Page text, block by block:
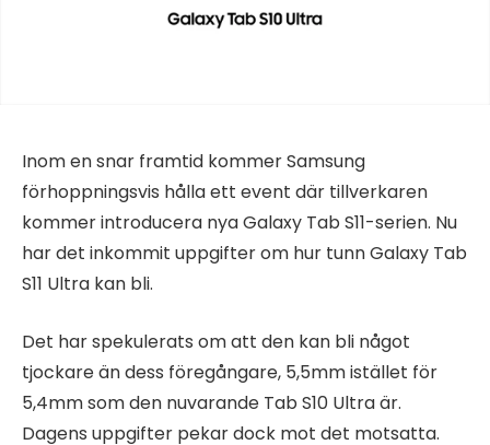
Inom en snar framtid kommer Samsung
förhoppningsvis hålla ett event där tillverkaren
kommer introducera nya Galaxy Tab S11-serien. Nu
har det inkommit uppgifter om hur tunn Galaxy Tab
S11 Ultra kan bli.
Det har spekulerats om att den kan bli något
tjockare än dess föregångare, 5,5mm istället för
5,4mm som den nuvarande Tab S10 Ultra är.
Dagens uppgifter pekar dock mot det motsatta.